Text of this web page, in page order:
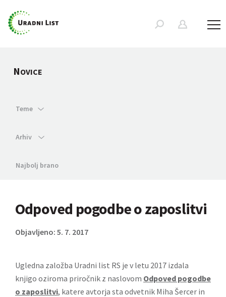
NOVICE
Teme
Arhiv
Najbolj brano
Odpoved pogodbe o zaposlitvi
Objavljeno: 5. 7. 2017
Ugledna založba Uradni list RS je v letu 2017 izdala
knjigo oziroma priročnik z naslovom Odpoved pogodbe
o zaposlitvi, katere avtorja sta odvetnik Miha Šercer in